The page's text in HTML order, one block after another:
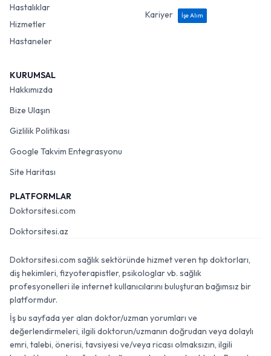
Hastalıklar
Hizmetler
Hastaneler
Kariyer
İşe Alım
KURUMSAL
Hakkımızda
Bize Ulaşın
Gizlilik Politikası
Google Takvim Entegrasyonu
Site Haritası
PLATFORMLAR
Doktorsitesi.com
Doktorsitesi.az
Doktorsitesi.com sağlık sektöründe hizmet veren tıp doktorları,
diş hekimleri, fizyoterapistler, psikologlar vb. sağlık
profesyonelleri ile internet kullanıcılarını buluşturan bağımsız bir
platformdur.
İş bu sayfada yer alan doktor/uzman yorumları ve
değerlendirmeleri, ilgili doktorun/uzmanın doğrudan veya dolaylı
emri, talebi, önerisi, tavsiyesi ve/veya ricası olmaksızın, ilgili